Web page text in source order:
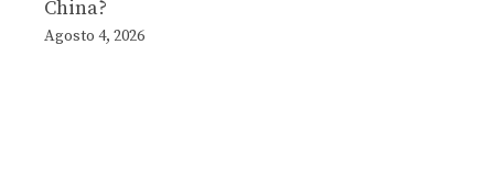
China?
Agosto 4, 2026